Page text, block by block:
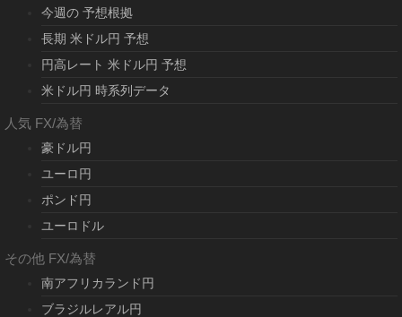
今週の 予想根拠
長期 米ドル円 予想
円高レート 米ドル円 予想
米ドル円 時系列データ
人気 FX/為替
豪ドル円
ユーロ円
ポンド円
ユーロドル
その他 FX/為替
南アフリカランド円
ブラジルレアル円